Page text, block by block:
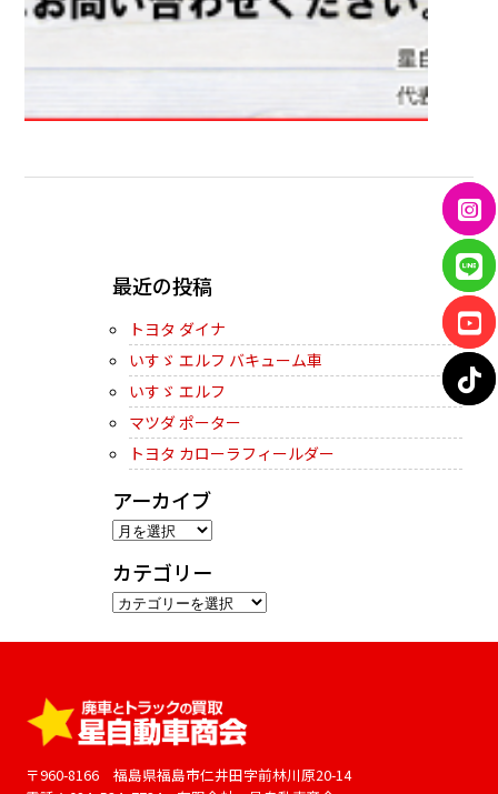
最近の投稿
トヨタ ダイナ
いすゞ エルフ バキューム車
いすゞ エルフ
マツダ ポーター
トヨタ カローラフィールダー
アーカイブ
ア
カ
イ
ブ
カテゴリー
カ
ー
〒960-8166 福島県福島市仁井田字前林川原20-14